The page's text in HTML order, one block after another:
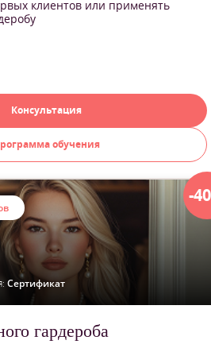
клиентов или применять
Консультация
обучения
-
Сертификат
гардероба